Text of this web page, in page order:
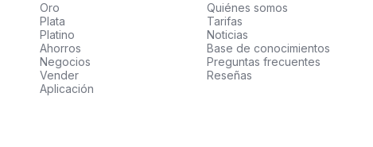
Oro
Plata
Platino
Ahorros
Negocios
Vender
Aplicación
Quiénes somos
Tarifas
Noticias
Base de conocimientos
Preguntas frecuentes
Reseñas